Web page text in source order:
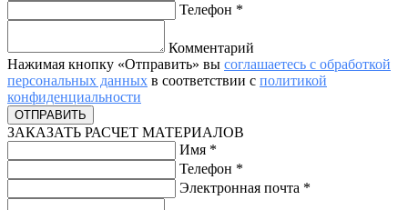
Телефон *
Комментарий
Нажимая кнопку «Отправить» вы соглашаетесь с обработкой
персональных данных в соответствии с политикой
конфиденциальности
ЗАКАЗАТЬ РАСЧЕТ МАТЕРИАЛОВ
Имя *
Телефон *
Электронная почта *